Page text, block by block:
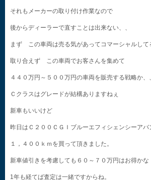
それもメーカーの取り付け作業なので
後からディーラーで直すことは出来ない、、
まず この車両は売る気があってコマーシャルして
取り合えず この車両でお客さんを集めて
４４０万円～５００万円の車両を販売する戦略か、
Ｃクラスはグレードが結構ありますねぇ
新車もいいけど
昨日はＣ２００ＣＧＩブルーエフィシェンシーア
１，４００ｋｍを買って頂きました。
新車値引きを考慮しても６０～７０万円はお得かな
1年も経てば査定は一緒ですからね。